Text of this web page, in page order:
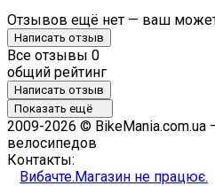
Отзывов ещё нет — ваш
Написать отзыв
Все отзывы 0
общий рейтинг
Написать отзыв
Показать ещё
2009-2026 © BikeMania.com.ua
велосипедов
Контакты:
Вибачте.Магазин не працює.